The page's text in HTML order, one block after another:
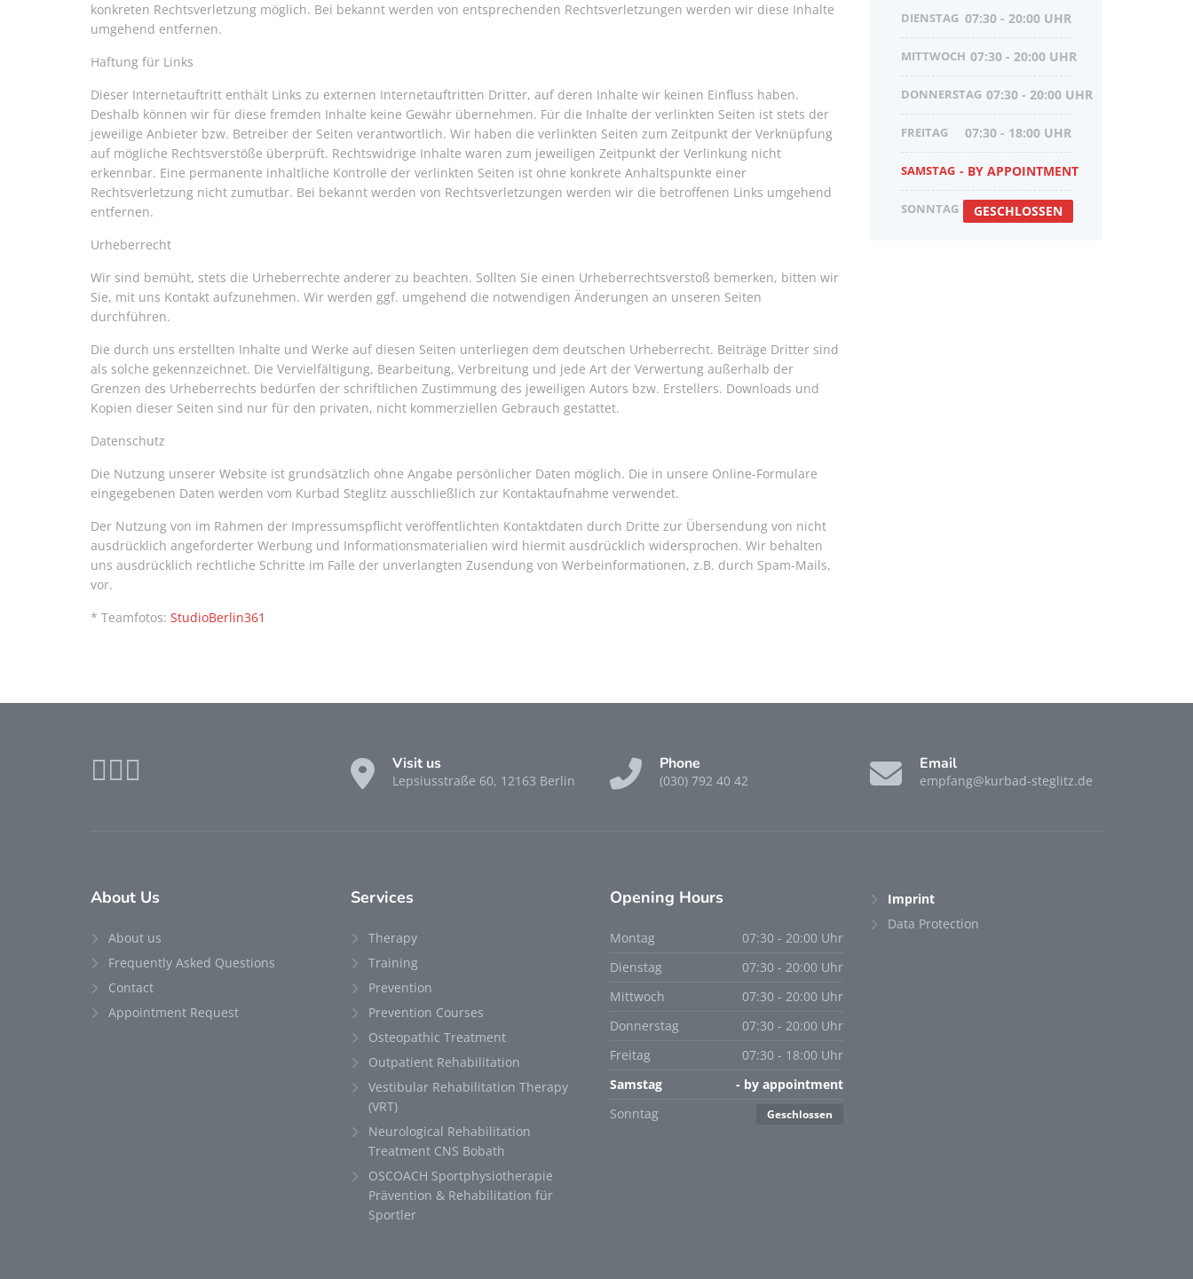
konkreten Rechtsverletzung möglich. Bei bekannt werden von entsprechenden Rechtsverletzungen werden wir diese Inhalte
umgehend entfernen.
Haftung für Links
Dieser Internetauftritt enthält Links zu externen Internetauftritten Dritter, auf deren Inhalte wir keinen Einfluss haben.
Deshalb können wir für diese fremden Inhalte keine Gewähr übernehmen. Für die Inhalte der verlinkten Seiten ist stets der
jeweilige Anbieter bzw. Betreiber der Seiten verantwortlich. Wir haben die verlinkten Seiten zum Zeitpunkt der Verknüpfung
auf mögliche Rechtsverstöße überprüft. Rechtswidrige Inhalte waren zum jeweiligen Zeitpunkt der Verlinkung nicht
erkennbar. Eine permanente inhaltliche Kontrolle der verlinkten Seiten ist ohne konkrete Anhaltspunkte einer
Rechtsverletzung nicht zumutbar. Bei bekannt werden von Rechtsverletzungen werden wir die betroffenen Links umgehend
entfernen.
Urheberrecht
Wir sind bemüht, stets die Urheberrechte anderer zu beachten. Sollten Sie einen Urheberrechtsverstoß bemerken, bitten wir
Sie, mit uns Kontakt aufzunehmen. Wir werden ggf. umgehend die notwendigen Änderungen an unseren Seiten
durchführen.
Die durch uns erstellten Inhalte und Werke auf diesen Seiten unterliegen dem deutschen Urheberrecht. Beiträge Dritter sind
als solche gekennzeichnet. Die Vervielfältigung, Bearbeitung, Verbreitung und jede Art der Verwertung außerhalb der
Grenzen des Urheberrechts bedürfen der schriftlichen Zustimmung des jeweiligen Autors bzw. Erstellers. Downloads und
Kopien dieser Seiten sind nur für den privaten, nicht kommerziellen Gebrauch gestattet.
Datenschutz
Die Nutzung unserer Website ist grundsätzlich ohne Angabe persönlicher Daten möglich. Die in unsere Online-Formulare
eingegebenen Daten werden vom Kurbad Steglitz ausschließlich zur Kontaktaufnahme verwendet.
Der Nutzung von im Rahmen der Impressumspflicht veröffentlichten Kontaktdaten durch Dritte zur Übersendung von nicht
ausdrücklich angeforderter Werbung und Informationsmaterialien wird hiermit ausdrücklich widersprochen. Wir behalten
uns ausdrücklich rechtliche Schritte im Falle der unverlangten Zusendung von Werbeinformationen, z.B. durch Spam-Mails,
vor.
* Teamfotos: StudioBerlin361
DIENSTAG 07:30 - 20:00 UHR
MITTWOCH 07:30 - 20:00 UHR
DONNERSTAG 07:30 - 20:00 UHR
FREITAG 07:30 - 18:00 UHR
SAMSTAG - BY APPOINTMENT
SONNTAG GESCHLOSSEN
Visit us
Lepsiusstraße 60, 12163 Berlin
Phone
(030) 792 40 42
Email
empfang@kurbad-steglitz.de
About Us
About us
Frequently Asked Questions
Contact
Appointment Request
Services
Therapy
Training
Prevention
Prevention Courses
Osteopathic Treatment
Outpatient Rehabilitation
Vestibular Rehabilitation Therapy
(VRT)
Neurological Rehabilitation
Treatment CNS Bobath
OSCOACH Sportphysiotherapie
Prävention & Rehabilitation für
Sportler
Opening Hours
Montag
07:30 - 20:00 Uhr
Dienstag
07:30 - 20:00 Uhr
Mittwoch
07:30 - 20:00 Uhr
Donnerstag
07:30 - 20:00 Uhr
Freitag
07:30 - 18:00 Uhr
Samstag
- by appointment
Sonntag
Geschlossen
Imprint
Data Protection